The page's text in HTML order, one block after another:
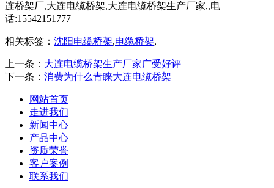
连桥架厂,大连电缆桥架,大连电缆桥架生产厂家,,电
话:15542151777
相关标签： 沈阳电缆桥架,电缆桥架,
上一条： 大连电缆桥架生产厂家广受好评
下一条： 消费为什么青睐大连电缆桥架
网站首页
走进我们
新闻中心
产品中心
资质荣誉
客户案例
联系我们